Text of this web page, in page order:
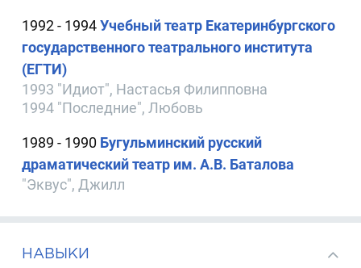
1992 - 1994Учебный театр Екатеринбургского
государственного театрального института
(ЕГТИ)
1993 "Идиот", Настасья Филипповна
1994 "Последние", Любовь
1989 - 1990 Бугульминский русский
драматический театр им. А.В. Баталова
"Эквус", Джилл
НАВЫКИ